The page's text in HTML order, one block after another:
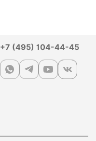
+7 (495) 104-44-45